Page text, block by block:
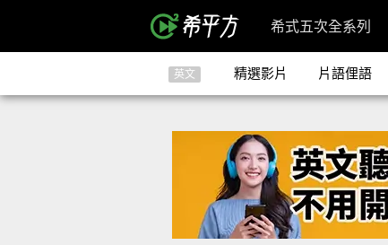
希式五次全系列
英文 精選影片 片語俚語